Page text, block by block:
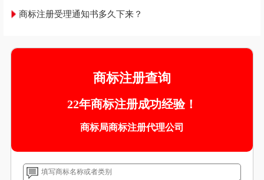
商标注册受理通知书多久下来？
商标注册查询
22年商标注册成功经验！
商标局商标注册代理公司